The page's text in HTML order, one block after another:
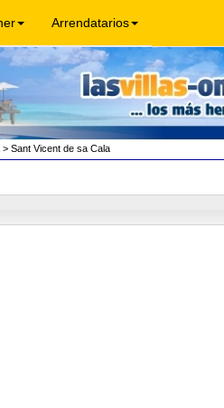
Arrendatarios
> Sant Vicent de sa Cala